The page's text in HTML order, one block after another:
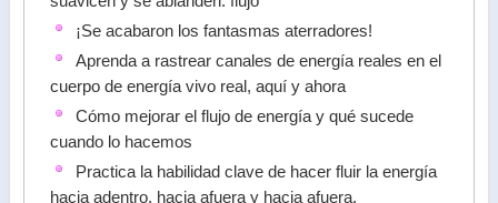
¡Se acabaron los fantasmas aterradores!
Aprenda a rastrear canales de energía reales en el
cuerpo de energía vivo real, aquí y ahora
Cómo mejorar el flujo de energía y qué sucede
cuando lo hacemos
Practica la habilidad clave de hacer fluir la energía
hacia adentro, hacia afuera y hacia afuera.